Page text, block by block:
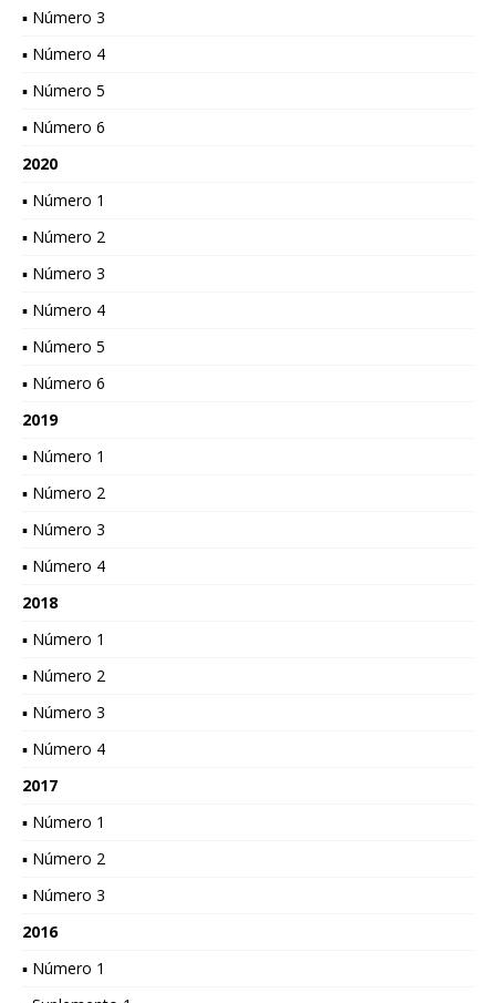
▪ Número 3
▪ Número 4
▪ Número 5
▪ Número 6
2020
▪ Número 1
▪ Número 2
▪ Número 3
▪ Número 4
▪ Número 5
▪ Número 6
2019
▪ Número 1
▪ Número 2
▪ Número 3
▪ Número 4
2018
▪ Número 1
▪ Número 2
▪ Número 3
▪ Número 4
2017
▪ Número 1
▪ Número 2
▪ Número 3
2016
▪ Número 1